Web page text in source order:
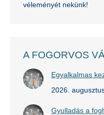
véleményét nekünk!
A FOGORVOS
Egyalkalmas
2026.
Gyulladás a